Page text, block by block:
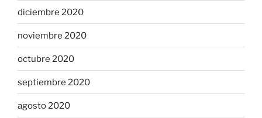
diciembre 2020
noviembre 2020
octubre 2020
septiembre 2020
agosto 2020